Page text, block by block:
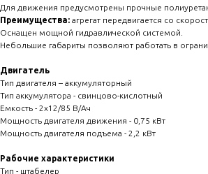
Для движения предусмотрены прочные
Преимущества: агрегат передвигается со
Оснащен мощной гидравлической системой.
Небольшие габариты позволяют работать в
Двигатель
Тип двигателя – аккумуляторный
Тип аккумулятора - свинцово-кислотный
Емкость - 2x12/85 В/Ач
Мощность двигателя движения - 0,75 кВт
Мощность двигателя подъема - 2,2 кВт
Рабочие характеристики
Тип - штабелер